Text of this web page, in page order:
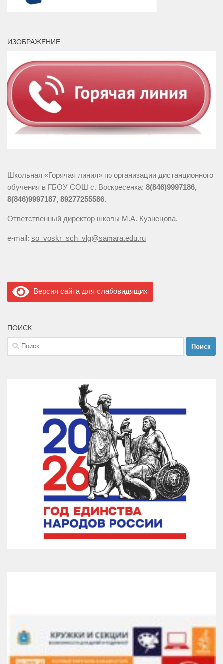
ИЗОБРАЖЕНИЕ
Школьная «Горячая линия» по организации дистанционного
обучения в ГБОУ СОШ с. Воскресенка: 8(846)9997186,
8(846)9997187, 89277255586.
Ответственный директор школы М.А. Кузнецова.
e-mail: so_voskr_sch_vlg@samara.edu.ru
Версия сайта для слабовидящих
ПОИСК
Найти: